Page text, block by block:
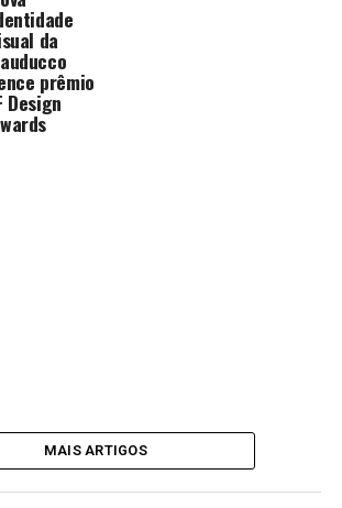
da
prêmio
Design
MAIS ARTIGOS